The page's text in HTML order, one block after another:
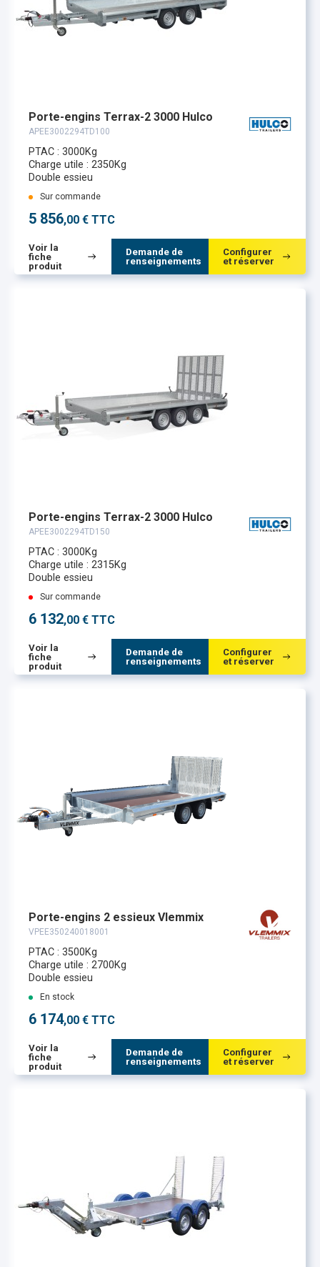
Porte-engins Terrax-2 3000 Hulco
APEE3002294TD100
PTAC : 3000Kg
Charge utile : 2350Kg
Double essieu
Sur commande
5 856,00 € TTC
Voir la
fiche
produit
Demande de
renseignements
Configurer
et réserver
Porte-engins Terrax-2 3000 Hulco
APEE3002294TD150
PTAC : 3000Kg
Charge utile : 2315Kg
Double essieu
Sur commande
6 132,00 € TTC
Voir la
fiche
produit
Demande de
renseignements
Configurer
et réserver
Porte-engins 2 essieux Vlemmix
VPEE350240018001
PTAC : 3500Kg
Charge utile : 2700Kg
Double essieu
En stock
6 174,00 € TTC
Voir la
fiche
produit
Demande de
renseignements
Configurer
et réserver